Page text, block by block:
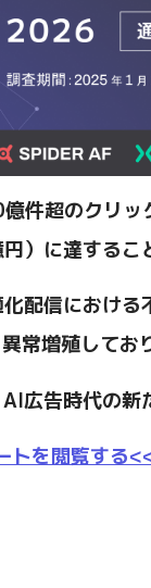
件超のクリッ
）に達するこ
配信におけ
常増殖してお
広告時代の
トを閲覧する